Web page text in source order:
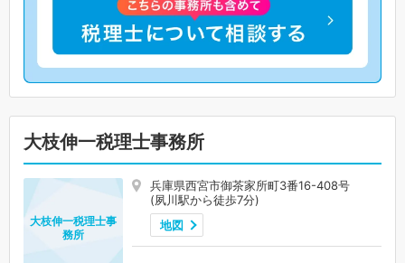
大枝伸一税理士事務所
兵庫県西宮市御茶家所町3番16-408号
(夙川駅から徒歩7分)
地図
大枝伸一税理士事
務所